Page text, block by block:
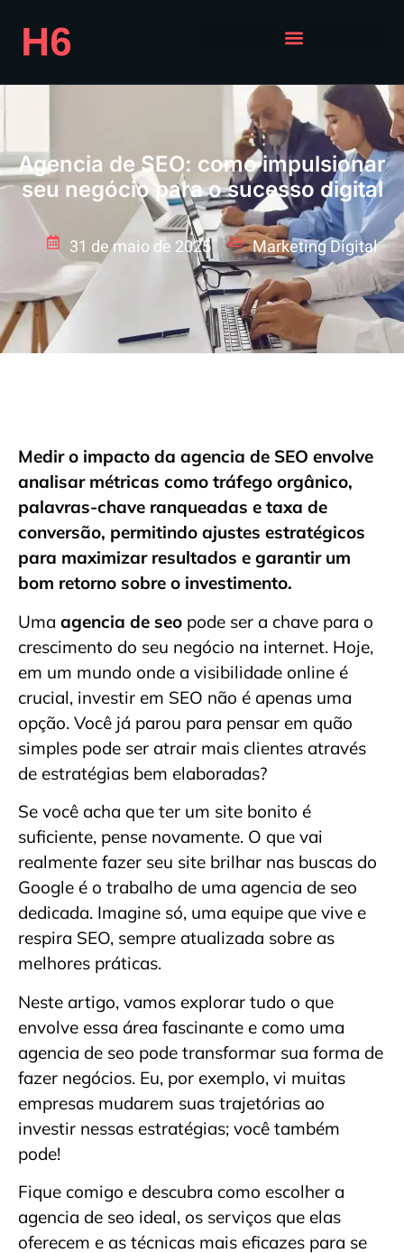
Agencia de SEO: como impulsionar
seu negócio para o sucesso digital
31 de maio de 2025 Marketing Digital
Medir o impacto da agencia de SEO envolve
analisar métricas como tráfego orgânico,
palavras-chave ranqueadas e taxa de
conversão, permitindo ajustes estratégicos
para maximizar resultados e garantir um
bom retorno sobre o investimento.
Uma agencia de seo pode ser a chave para o
crescimento do seu negócio na internet. Hoje,
em um mundo onde a visibilidade online é
crucial, investir em SEO não é apenas uma
opção. Você já parou para pensar em quão
simples pode ser atrair mais clientes através
de estratégias bem elaboradas?
Se você acha que ter um site bonito é
suficiente, pense novamente. O que vai
realmente fazer seu site brilhar nas buscas do
Google é o trabalho de uma agencia de seo
dedicada. Imagine só, uma equipe que vive e
respira SEO, sempre atualizada sobre as
melhores práticas.
Neste artigo, vamos explorar tudo o que
envolve essa área fascinante e como uma
agencia de seo pode transformar sua forma de
fazer negócios. Eu, por exemplo, vi muitas
empresas mudarem suas trajetórias ao
investir nessas estratégias; você também
pode!
Fique comigo e descubra como escolher a
agencia de seo ideal, os serviços que elas
oferecem e as técnicas mais eficazes para se